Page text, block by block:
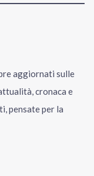
aggiornati sulle
cronaca e
pensate per la